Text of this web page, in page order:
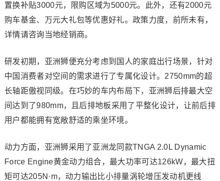
置换补贴3000元，限购区域为5000元。此外，还有2000元
购车基金、万元大礼包等优惠好礼。政策力度，前所未有，
详情请咨询当地经销商。
研发初期，亚洲狮便充分考虑到国人的家庭出行场景，针对
中国消费者对空间的需求进行了专属化设计。2750mm的超
长轴距傲视同级。在巧妙的车内布局下，亚洲狮后排最大空
间达到了980mm，且后排地板采用了平整化设计，让前后排
用户都能拥有宽敞舒适的乘坐环境。
动力方面，亚洲狮采用了亚洲龙同款TNGA 2.0L Dynamic
Force Engine黄金动力组合，最大功率可达126kW，最大扭
矩可达205N·m，动力输出比小排量涡轮增压发动机更线